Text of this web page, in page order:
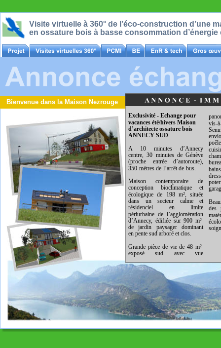
Bienvenue dans la Maison Nezrouge    >>>   Annonce échange
Visite virtuelle à 360° de l’éco-construction d’une
en ossature bois à basse consommation
Exclusivité - Echange pour
vacances été/hivers Maison
d’architecte ossature bois
ANNECY SUD
A 10 minutes d’Annecy
centre, 30 minutes de Génève
(proche entrée d’autoroute),
350 mètres de l’arrêt de bus.
Maison contemporaire de
conception bioclimatique et
écologique de 198 m2, située
dans un secteur calme et
résidenciel en limite
périurbaine de l’agglomération
d’Annecy, édifiée sur 900 m2
de jardin paysager dominant
en pente sud arboré et clos.
Grande pièce de vie de 48 m2
exposé sud avec vue
vis-
des